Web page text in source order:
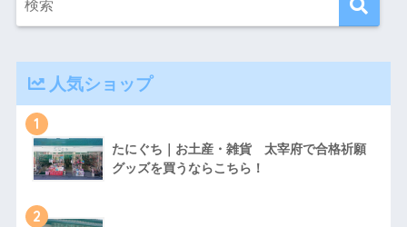
人気ショップ
1
たにぐち｜お土産・雑貨 太宰府で合格祈願
グッズを買うならこちら！
2